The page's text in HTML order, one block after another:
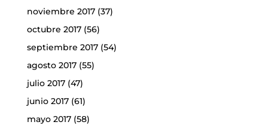
noviembre 2017(37)
octubre 2017(56)
septiembre 2017(54)
agosto 2017(55)
julio 2017(47)
junio 2017(61)
mayo 2017(58)